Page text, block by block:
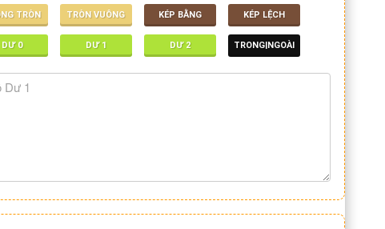
TRÒN TRÒN VUÔNG KÉP BẰNG KÉP LỆCH
DƯ 0 DƯ 1 DƯ 2 TRONG|NGOÀI